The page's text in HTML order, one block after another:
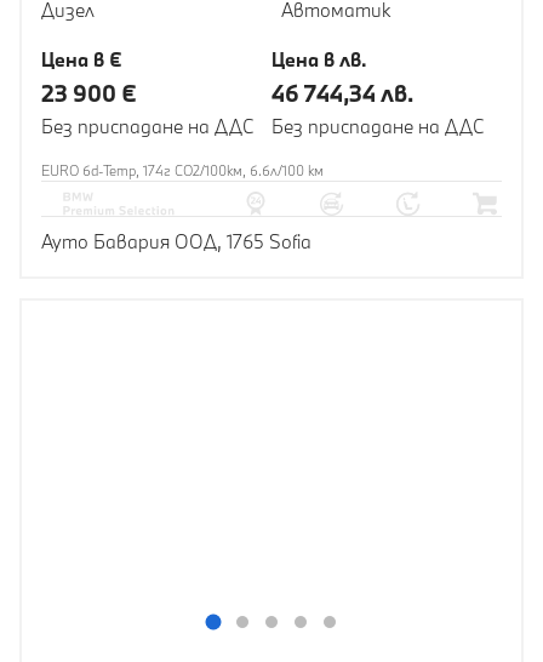
Дизел
Автоматик
Цена в €
23 900 €
Без приспадане на ДДС
Цена в лв.
46 744,34 лв.
Без приспадане на ДДС
EURO 6d-Temp, 174г CO2/100км, 6.6л/100 км
Ауто Бавария ООД, 1765 Sofia